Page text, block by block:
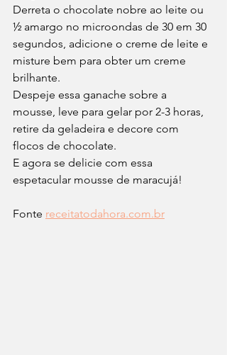
Derreta o chocolate nobre ao leite ou
½ amargo no microondas de 30 em 30
segundos, adicione o creme de leite e
misture bem para obter um creme
brilhante.
Despeje essa ganache sobre a
mousse, leve para gelar por 2-3 horas,
retire da geladeira e decore com
flocos de chocolate.
E agora se delicie com essa
espetacular mousse de maracujá!
Fonte receitatodahora.com.br